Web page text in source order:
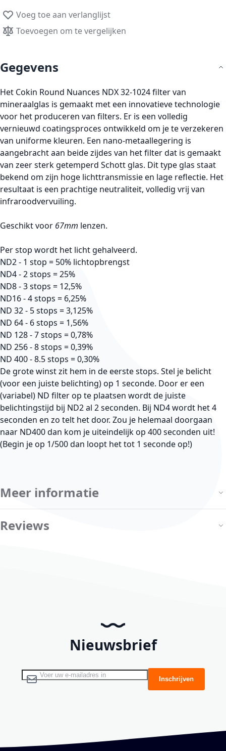
Voeg toe aan verlanglijst
Toevoegen om te vergelijken
Gegevens
Het Cokin Round Nuances NDX 32-1024 filter van
mineraalglas is gemaakt met een innovatieve technologie
voor het produceren van filters. Er is een volledig
vernieuwd coatingsproces ontwikkeld om je te verzekeren
van uniforme kleuren. Een nano-metaallegering is
aangebracht aan beide zijdes van het filter dat is gemaakt
van zeer sterk getemperd Schott glas. Dit type glas staat
bekend om zijn hoge lichttransmissie en lage reflectie. Het
resultaat is een prachtige neutraliteit, volledig vrij van
infraroodvervuiling.
Geschikt voor 67mm lenzen.
Per stop wordt het licht gehalveerd.
ND2 - 1 stop = 50% lichtopbrengst
ND4 - 2 stops = 25%
ND8 - 3 stops = 12,5%
ND16 - 4 stops = 6,25%
ND 32 - 5 stops = 3,125%
ND 64 - 6 stops = 1,56%
ND 128 - 7 stops = 0,78%
ND 256 - 8 stops = 0,39%
ND 400 - 8.5 stops = 0,30%
De grote winst zit hem in de eerste stops. Stel je belicht
(voor een juiste belichting) op 1 seconde. Door er een
(variabel) ND filter op te plaatsen wordt de juiste
belichtingstijd bij ND2 al 2 seconden. Bij ND4 wordt het 4
seconden en zo telt het door. Zou je helemaal doorgaan
naar ND400 dan kom je uiteindelijk op 400 seconden uit!
(Begin je op 1/500 dan loopt het tot 1 seconde op!)
Meer informatie
Reviews
Nieuwsbrief
Abonneer u op onze nieuwsbrief Inschrijven